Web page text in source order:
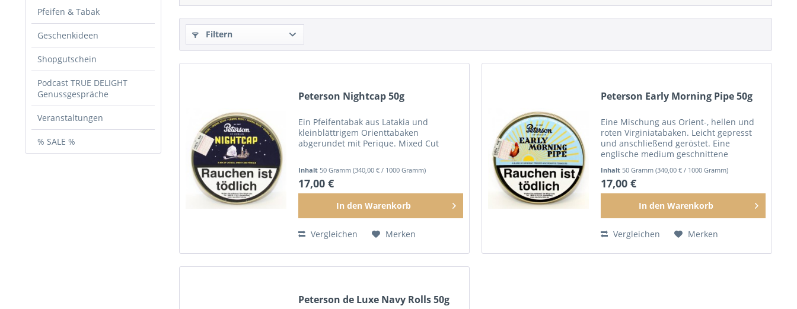
Pfeifen & Tabak
Geschenkideen
Shopgutschein
Podcast TRUE DELIGHT
Genussgespräche
Veranstaltungen
% SALE %
Filtern
Peterson Nightcap 50g
Ein Pfeifentabak aus Latakia und
kleinblättrigem Orienttabaken
abgerundet mit Perique. Mixed Cut
Inhalt50 Gramm(340,00 € / 1000 Gramm)
17,00 €
In den Warenkorb
Vergleichen Merken
Peterson Early Morning Pipe 50g
Eine Mischung aus Orient-, hellen und
roten Virginiatabaken. Leicht gepresst
und anschließend geröstet. Eine
englische medium geschnittene
wurde.
Inhalt50 Gramm(340,00 € / 1000 Gramm)
17,00 €
In den Warenkorb
Vergleichen Merken
Peterson de Luxe Navy Rolls 50g